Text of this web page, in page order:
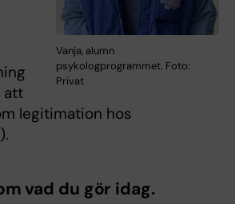
Vanja, alumn
psykologprogrammet. Foto:
Privat
att
legitimation hos
vad du gör idag.